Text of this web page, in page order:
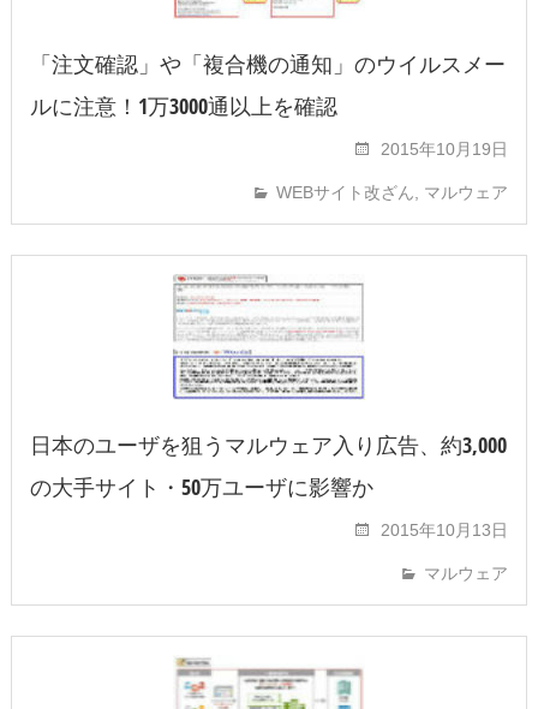
「注文確認」や「複合機の通知」のウイルスメー
ルに注意！1万3000通以上を確認
2015年10月19日
WEBサイト改ざん マルウェア
日本のユーザを狙うマルウェア入り広告、約3,000
の大手サイト・50万ユーザに影響か
2015年10月13日
マルウェア